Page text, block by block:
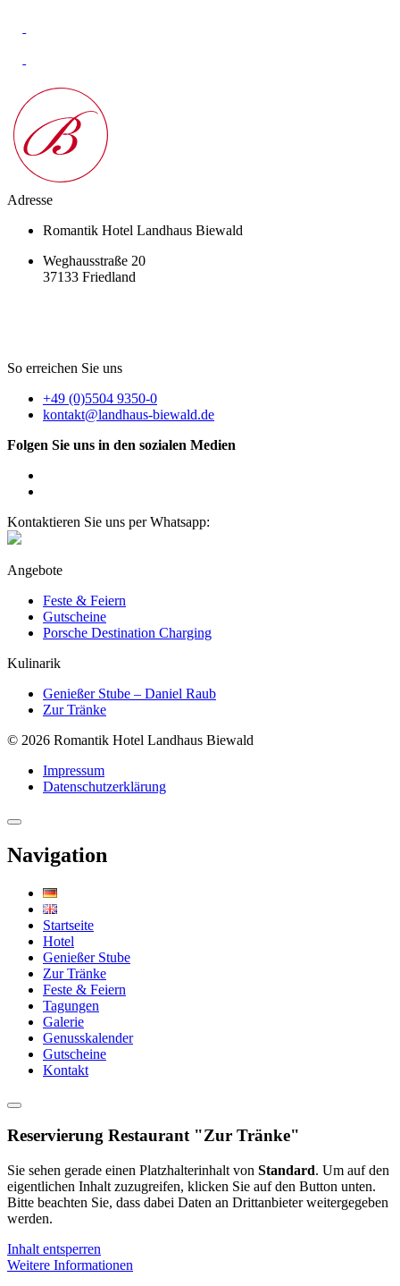
Adresse
Romantik Hotel Landhaus Biewald
Weghausstraße 20
37133 Friedland
So erreichen Sie uns
+49 (0)5504 9350-0
kontakt@landhaus-biewald.de
Folgen Sie uns in den sozialen Medien
Kontaktieren Sie uns per Whatsapp:
Angebote
Feste & Feiern
Gutscheine
Porsche Destination Charging
Kulinarik
Genießer Stube – Daniel Raub
Zur Tränke
© 2026 Romantik Hotel Landhaus Biewald
Impressum
Datenschutzerklärung
Navigation
Startseite
Hotel
Genießer Stube
Zur Tränke
Feste & Feiern
Tagungen
Galerie
Genusskalender
Gutscheine
Kontakt
Reservierung Restaurant "Zur Tränke"
Sie sehen gerade einen Platzhalterinhalt von Standard. Um auf den
eigentlichen Inhalt zuzugreifen, klicken Sie auf den Button unten.
Bitte beachten Sie, dass dabei Daten an Drittanbieter weitergegeben
werden.
Inhalt entsperren
Weitere Informationen